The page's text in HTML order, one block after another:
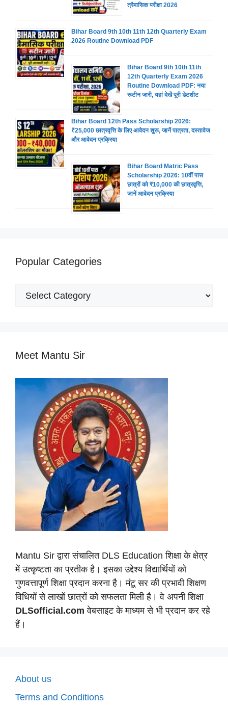
त्रैमासिक परीक्षा 2026
Bihar Board 9th 10th 11th 12th Quarterly Exam
2026 Routine Download PDF
Bihar Board 9th 10th 11th
12th Quarterly Exam 2026
Routine Download PDF: नया
रूटीन जारी, यहां देखें पूरी डेटशीट
Bihar Board 12th Pass Scholarship 2026:
₹25,000 छात्रवृत्ति के लिए आवेदन शुरू, जानें पात्रता, दस्तावेज
और आवेदन प्रक्रिया
Bihar Board Matric Pass
Scholarship 2026: 10वीं पास
छात्रों को ₹10,000 की छात्रवृत्ति,
जानें आवेदन प्रक्रिया
Popular Categories
Popular
Meet Mantu Sir
Mantu Sir द्वारा संचालित DLS Education शिक्षा के क्षेत्र
में उत्कृष्टता का प्रतीक है। इसका उद्देश्य विद्यार्थियों को
गुणवत्तापूर्ण शिक्षा प्रदान करना है। मंटू सर की प्रभावी शिक्षण
विधियों से लाखों छात्रों को सफलता मिली है। वे अपनी शिक्षा
DLSofficial.com वेबसाइट के माध्यम से भी प्रदान कर रहे
हैं।
About us
Terms and Conditions